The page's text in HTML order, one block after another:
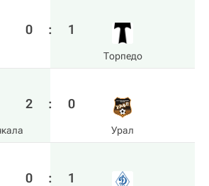
0 : 1
Торпедо
2 : 0
Урал
0 : 1